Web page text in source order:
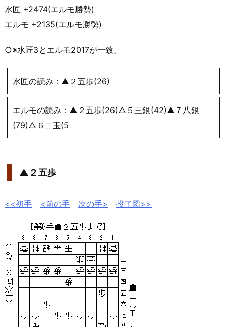
水匠 +2474(エルモ勝勢)
エルモ +2135(エルモ勝勢)
○※水匠3とエルモ2017が一致。
水匠の読み：▲２五歩(26)
エルモの読み：▲２五歩(26)△５三銀(42)▲７八銀
(79)△６二玉(5
▲２五歩
<<初手 <前の手 次の手> 投了図>>